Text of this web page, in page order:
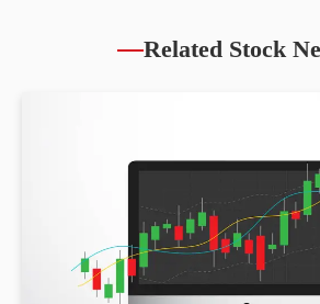
Related Stock